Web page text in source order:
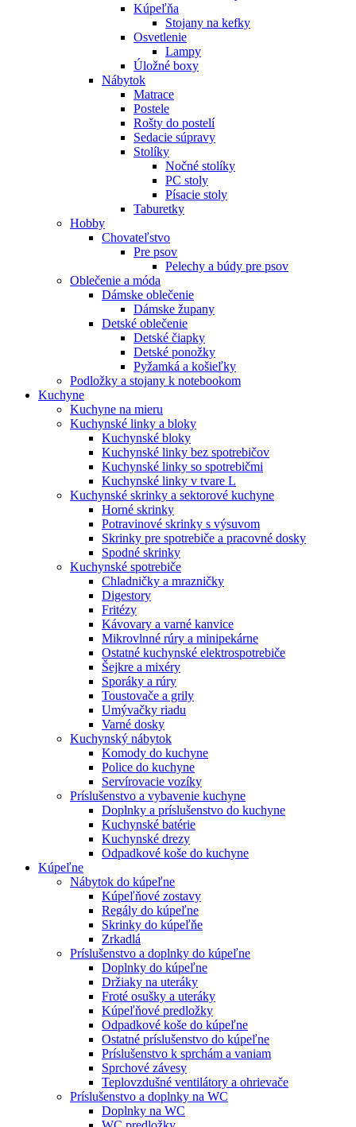
Kúpeľňa
Stojany na kefky
Osvetlenie
Lampy
Úložné boxy
Nábytok
Matrace
Postele
Rošty do postelí
Sedacie súpravy
Stolíky
Nočné stolíky
PC stoly
Písacie stoly
Taburetky
Hobby
Chovateľstvo
Pre psov
Pelechy a búdy pre psov
Oblečenie a móda
Dámske oblečenie
Dámske župany
Detské oblečenie
Detské čiapky
Detské ponožky
Pyžamká a košieľky
Podložky a stojany k notebookom
Kuchyne
Kuchyne na mieru
Kuchynské linky a bloky
Kuchynské bloky
Kuchynské linky bez spotrebičov
Kuchynské linky so spotrebičmi
Kuchynské linky v tvare L
Kuchynské skrinky a sektorové kuchyne
Horné skrinky
Potravinové skrinky s výsuvom
Skrinky pre spotrebiče a pracovné dosky
Spodné skrinky
Kuchynské spotrebiče
Chladničky a mrazničky
Digestory
Fritézy
Kávovary a varné kanvice
Mikrovlnné rúry a minipekárne
Ostatné kuchynské elektrospotrebiče
Šejkre a mixéry
Sporáky a rúry
Toustovače a grily
Umývačky riadu
Varné dosky
Kuchynský nábytok
Komody do kuchyne
Police do kuchyne
Servírovacie vozíky
Príslušenstvo a vybavenie kuchyne
Doplnky a príslušenstvo do kuchyne
Kuchynské batérie
Kuchynské drezy
Odpadkové koše do kuchyne
Kúpeľne
Nábytok do kúpeľne
Kúpeľňové zostavy
Regály do kúpeľne
Skrinky do kúpeľňe
Zrkadlá
Príslušenstvo a doplnky do kúpeľne
Doplnky do kúpeľne
Držiaky na uteráky
Froté osušky a uteráky
Kúpeľňové predložky
Odpadkové koše do kúpeľne
Ostatné príslušenstvo do kúpeľne
Príslušenstvo k sprchám a vaniam
Sprchové závesy
Teplovzdušné ventilátory a ohrievače
Príslušenstvo a doplnky na WC
Doplnky na WC